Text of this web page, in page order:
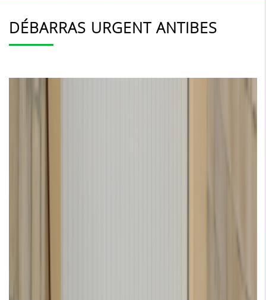
DÉBARRAS URGENT ANTIBES